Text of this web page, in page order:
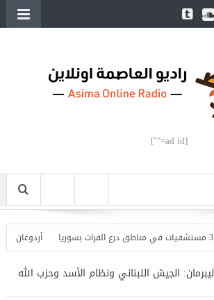
[ad id=""]
أردوغان يفتتح
ليبرمان: الجيش اللبناني ونظام الأسد وحزب الله